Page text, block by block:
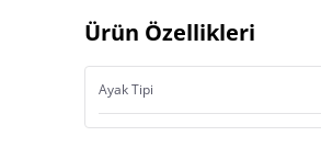
Ürün Özellikleri
Ayak Tipi